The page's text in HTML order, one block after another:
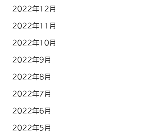
2022年12月
2022年11月
2022年10月
2022年9月
2022年8月
2022年7月
2022年6月
2022年5月